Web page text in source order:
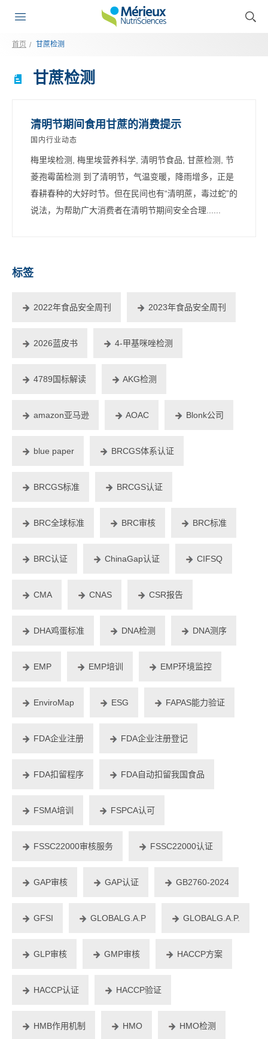
首页 甘蔗检测
甘蔗检测
清明节期间食用甘蔗的消费提示
国内行业动态
梅里埃检测, 梅里埃营养科学, 清明节食品, 甘蔗检测, 节
菱孢霉菌检测 到了清明节，气温变暖，降雨增多，正是
春耕春种的大好时节。但在民间也有“清明蔗，毒过蛇”的
说法，为帮助广大消费者在清明节期间安全合理......
标签
2022年食品安全周刊 2023年食品安全周刊
2026蓝皮书 4-甲基咪唑检测
4789国标解读 AKG检测
amazon亚马逊 AOAC Blonk公司
blue paper BRCGS体系认证
BRCGS标准 BRCGS认证
BRC全球标准 BRC审核 BRC标准
BRC认证 ChinaGap认证 CIFSQ
CMA CNAS CSR报告
DHA鸡蛋标准 DNA检测 DNA测序
EMP EMP培训 EMP环境监控
EnviroMap ESG FAPAS能力验证
FDA企业注册 FDA企业注册登记
FDA扣留程序 FDA自动扣留我国食品
FSMA培训 FSPCA认可
FSSC22000审核服务 FSSC22000认证
GAP审核 GAP认证 GB2760-2024
GFSI GLOBALG.A.P GLOBALG.A.P.
GLP审核 GMP审核 HACCP方案
HACCP认证 HACCP验证
HMB作用机制 HMO HMO检测